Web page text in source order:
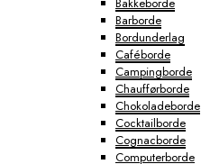
Barborde
Bordunderlag
Caféborde
Campingborde
Chaufførborde
Chokoladeborde
Cocktailborde
Cognacborde
Computerborde